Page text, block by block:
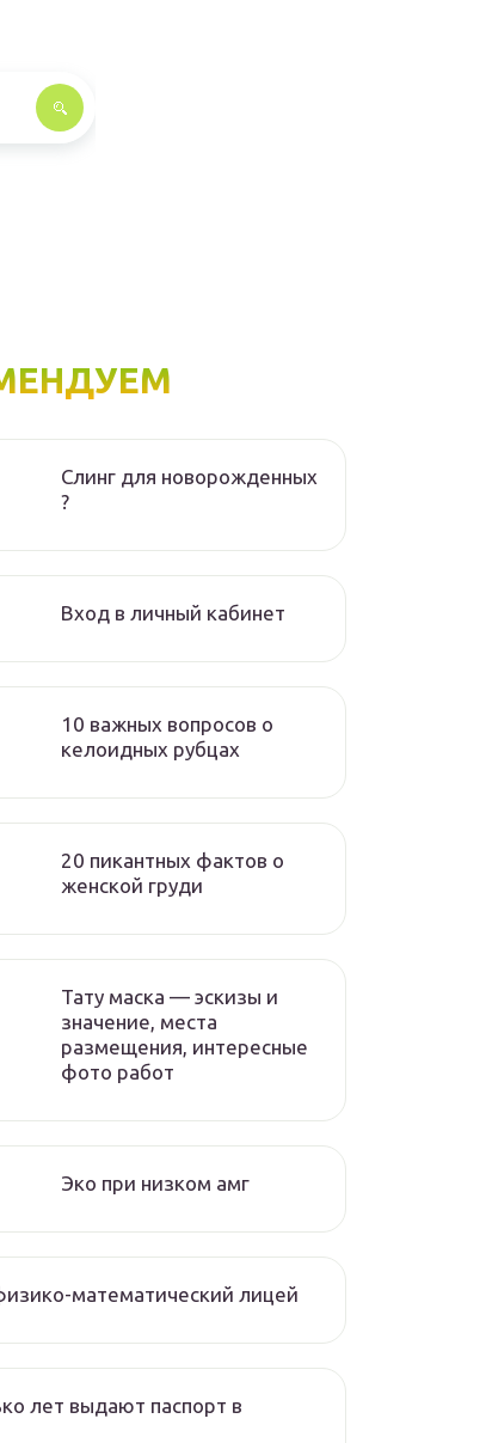
Слинг для новорожденных
?
Вход в личный кабинет
10 важных вопросов о
келоидных рубцах
20 пикантных фактов о
женской груди
Тату маска — эскизы и
значение, места
размещения, интересные
фото работ
Эко при низком амг
математический лицей
лет выдают паспорт в